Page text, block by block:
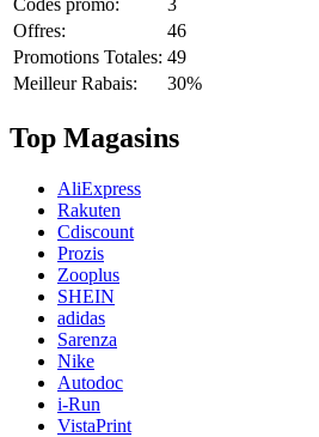
Codes promo:
3
Offres:
46
Promotions Totales: 49
Meilleur Rabais:
30%
Top Magasins
AliExpress
Rakuten
Cdiscount
Prozis
Zooplus
SHEIN
adidas
Sarenza
Nike
Autodoc
i-Run
VistaPrint